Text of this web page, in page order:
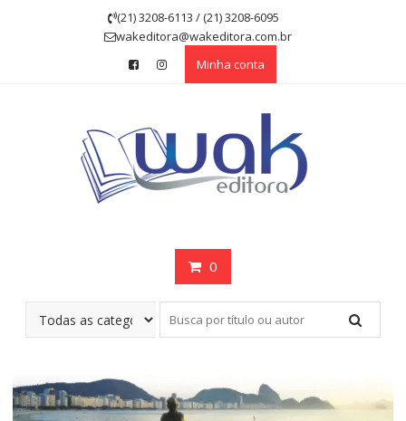
(21) 3208-6113 / (21) 3208-6095
wakeditora@wakeditora.com.br
Minha conta
0